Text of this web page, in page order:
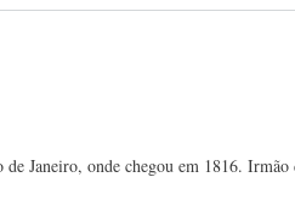
Janeiro, onde chegou em 1816.